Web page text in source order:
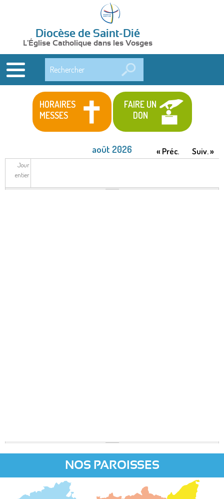
Diocèse de Saint-Dié
L'Église Catholique dans les Vosges
HORAIRES
MESSES
FAIRE UN
DON
août 2026 « Préc. Suiv. »
Jour
entier
NOS PAROISSES